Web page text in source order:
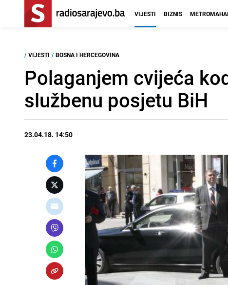
VIJESTI BIZNIS
/ VIJESTI / BOSNA I HERCEGOVINA
Polaganjem cvijeća
službenu posjetu BiH
23.04.18. 14:50